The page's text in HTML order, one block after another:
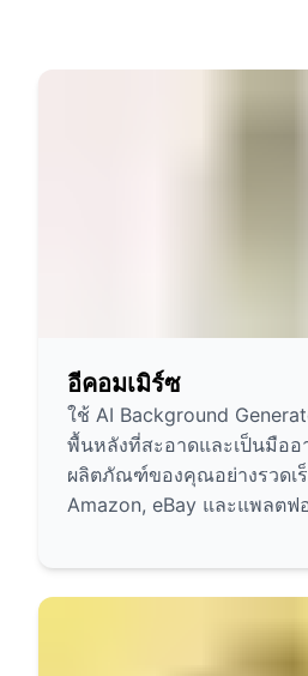
อีคอมเมิร์ซ
ใช้ AI Background
พื้นหลังที่สะอาดและเป็นมือ
ผลิตภัณฑ์ของคุณอย่างรวดเ
Amazon, eBay และแพลต